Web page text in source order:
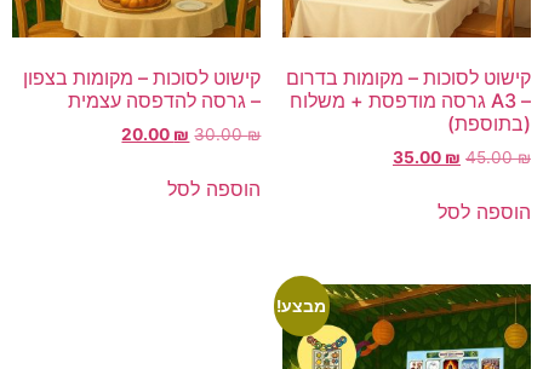
קישוט לסוכות – מקומות בדרום
– A3 גרסה מודפסת + משלוח
(בתוספת)
45.00
35.00₪
הוספה לסל
קישוט לסוכות – מקומות בצפון
– גרסה להדפסה עצמית
30.00₪
20.00₪
הוספה לסל
מבצע!